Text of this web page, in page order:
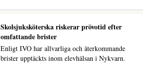
Skolsjuksköterska riskerar prövotid efter
omfattande brister
Enligt IVO har allvarliga och återkommande
brister upptäckts inom elevhälsan i Nykvarn.